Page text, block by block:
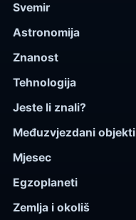
Svemir
Astronomija
Znanost
Tehnologija
Jeste li znali?
Međuzvjezdani objekti
Mjesec
Egzoplaneti
Zemlja i okoliš